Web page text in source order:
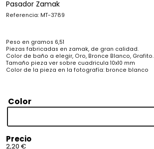
Pasador Zamak
Referencia: MT-3789
Peso en gramos 6,51
Piezas fabricadas en zamak, de gran calidad.
Color de baño a elegir, Oro, Bronce Blanco, Grafito.
Tamaño pieza ver sobre cuadricula 10x10 mm
Color de la pieza en la fotografía: bronce blanco
Color
Precio
2,20 €